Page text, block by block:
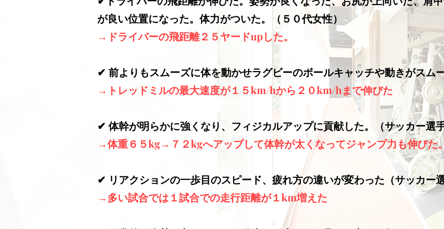
が良い位置になった。体力がついた。（５０代女性）
→ドライバーの飛距離２５ヤードupした。
✔︎ 前よりもスムーズに体を動かせラグビーのボールキャッチや動きがスム
→トレッドミルの最大速度が１５km/hから２０km/hまで伸びた
✔︎ 体幹が明らかに強くなり、フィジカルアップに貢献した。（サッカー選
→体重６５kg→７２kgへアップして体幹が太くなってジャンプ力も伸びた
✔︎ リアクションの一歩目のスピード、疲れ方の違いが変わった（サッカー選
→多い試合では１試合での走行距離が１km増えた